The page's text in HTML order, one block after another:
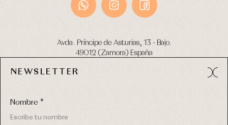
Avda. Príncipe de Asturias, 13 - Bajo.
49012 (Zamora) España
Tel: 980 049 683
NEWSLETTER
Nombre *